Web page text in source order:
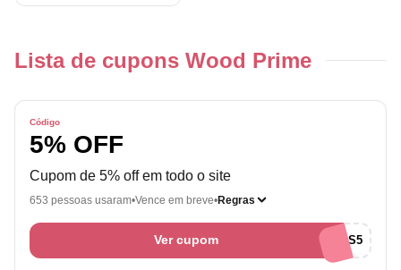
Lista de cupons Wood Prime
Código
5% OFF
Cupom de 5% off em todo o site
653 pessoas usaram Vence em breve Regras
Ver cupom QUEROMAIS5